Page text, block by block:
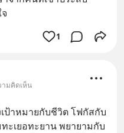
1
ามคิดเห็น
ป้าหมายกับชีวิต โฟกัสกับ
ะเยอทะยาน พยายามกับ